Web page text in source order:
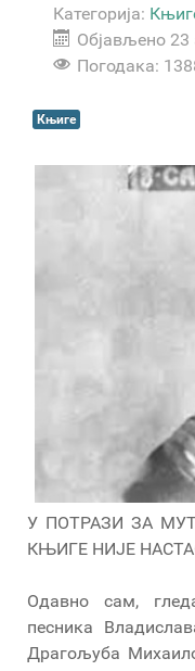
Категорија:
Објављено 23
Погодака:
Књиге
У ПОТРАЗИ ЗА
КЊИГЕ НИЈЕ
Одавно сам,
песника
Драгољуба